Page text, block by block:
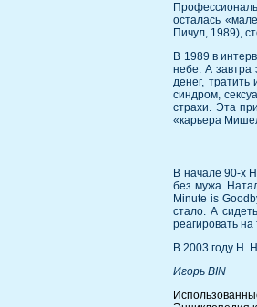
осталась
Пичул, 1989),
В 1989 в
небе. А завтра
денег,
синдром,
страхи. Эта
«карьера
В начале 90-х
без мужа.
Minute is
стало. А
реагировать
В 2003 году Н.
Игорь BIN